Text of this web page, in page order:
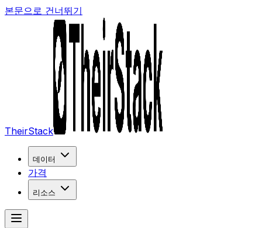
본문으로 건너뛰기
TheirStack
데이터
가격
리소스